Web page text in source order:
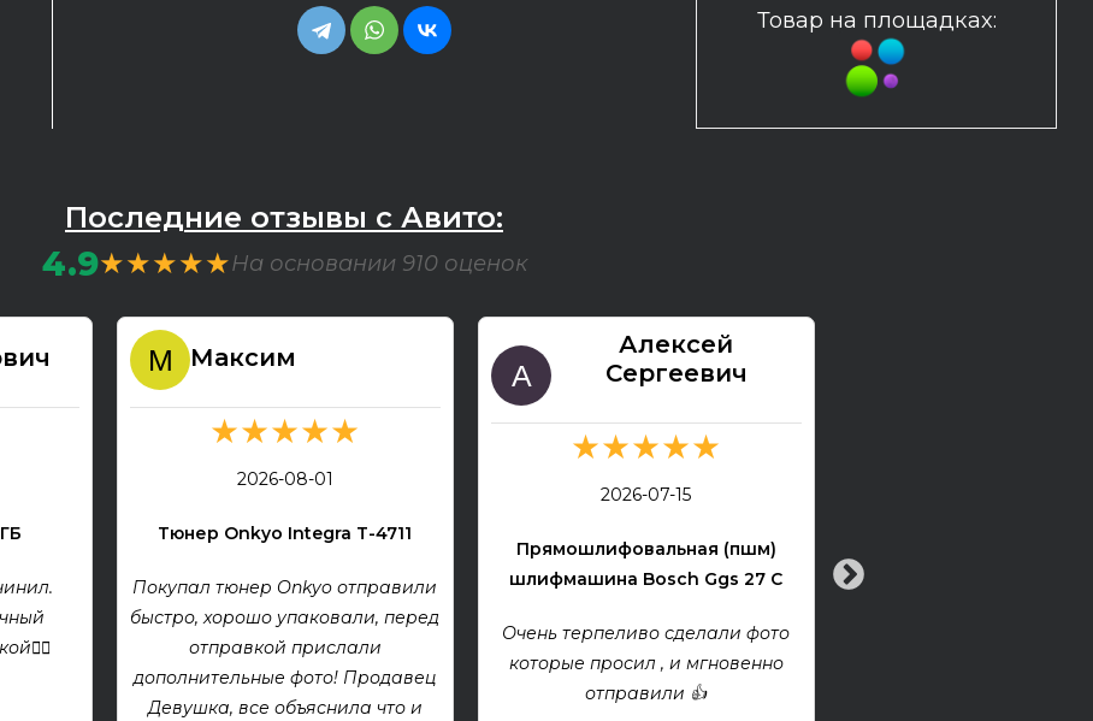
Товар на площадках:
Последние отзывы с Авито:
4.9★★★★★На основании 910 оценок
Максим
★★★★★
2026-08-01
Тюнер Onkyo Integra T-4711
Покупал тюнер Onkyo отправили
быстро, хорошо упаковали, перед
отправкой прислали
дополнительные фото! Продавец
Девушка, все объяснила что и
Алексей
Сергеевич
★★★★★
2026-07-15
Прямошлифовальная (пшм)
шлифмашина Bosch Ggs 27 C
Очень терпеливо сделали фото
которые просил , и мгновенно
отправили 👍
Все хорошо! Гитара